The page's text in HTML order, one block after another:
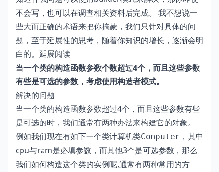
不会写，也可以在调查相关资料后完成。 我不想说一
些大而正确的术语来把你搞蒙，我们只针对具体的问
题，至于延展性的思考，随着你知识的增长，逐渐会明
白的。 延展阅读
当一个类的构造函数参数个数超过4个，而且这些参数
有些是可选的参数，考虑使用构造者模式。
解决的问题
当一个类的构造函数参数超过4个，而且这些参数有些
是可选的时，我们通常有两种办法来构建它的对象。
例如我们现在有如下一个类计算机类Computer ，其中
cpu与ram是必填参数，而其他3个是可选参数，那么
我们如何构造这个类的实例呢,通常有两种常用的方